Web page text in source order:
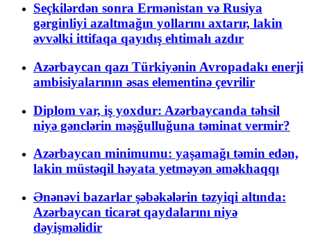
Seçkilərdən sonra Ermənistan və Rusiya
gərginliyi azaltmağın yollarını axtarır, lakin
əvvəlki ittifaqa qayıdış ehtimalı azdır
Azərbaycan qazı Türkiyənin Avropadakı enerji
ambisiyalarının əsas elementinə çevrilir
Diplom var, iş yoxdur: Azərbaycanda təhsil
niyə gənclərin məşğulluğuna təminat vermir?
Azərbaycan minimumu: yaşamağı təmin edən,
lakin müstəqil həyata yetməyən əməkhaqqı
Ənənəvi bazarlar şəbəkələrin təzyiqi altında:
Azərbaycan ticarət qaydalarını niyə
dəyişməlidir